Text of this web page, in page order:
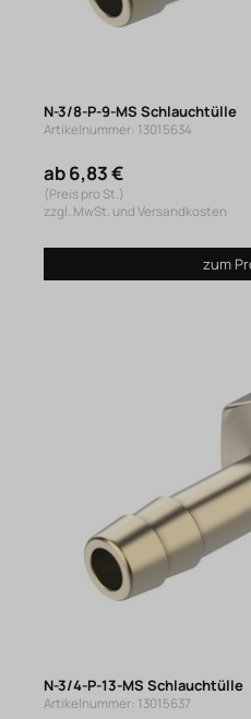
N-3/8-P-9-MS Schlauchtülle
Artikelnummer: 13015634
ab 6,83 €
(Preis pro St.)
zzgl. MwSt. und Versandkosten
zum
N-3/4-P-13-MS Schlauchtülle
Artikelnummer: 13015637